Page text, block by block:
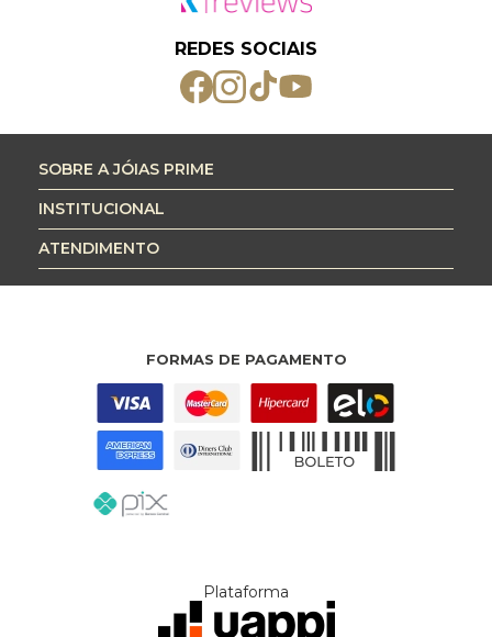
REDES SOCIAIS
SOBRE A JÓIAS PRIME
INSTITUCIONAL
ATENDIMENTO
FORMAS DE PAGAMENTO
Plataforma